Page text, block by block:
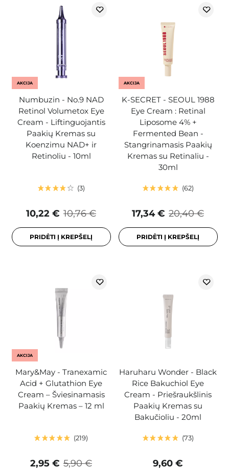
AKCIJA
Numbuzin - No.9 NAD
Retinol Volumetox Eye
Cream - Liftinguojantis
Paakių Kremas su
Koenzimu NAD+ ir
Retinoliu - 10ml
3
10,76 €
10,22 €
PRIDĖTI Į KREPŠELĮ
AKCIJA
K-SECRET - SEOUL 1988
Eye Cream : Retinal
Liposome 4% +
Fermented Bean -
Stangrinamasis Paakių
Kremas su Retinaliu -
30ml
62
20,40 €
17,34 €
PRIDĖTI Į KREPŠELĮ
AKCIJA
Mary&May - Tranexamic
Acid + Glutathion Eye
Cream – Šviesinamasis
Paakių Kremas – 12 ml
219
5,90 €
2,95 €
Haruharu Wonder - Black
Rice Bakuchiol Eye
Cream - Priešraukšlinis
Paakių Kremas su
Bakučioliu - 20ml
73
9,60 €